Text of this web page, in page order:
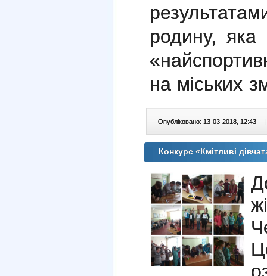
родину,
на міських
Опубліковано: 13-03-2018, 12:43 |
Конкурс «Кмітливі